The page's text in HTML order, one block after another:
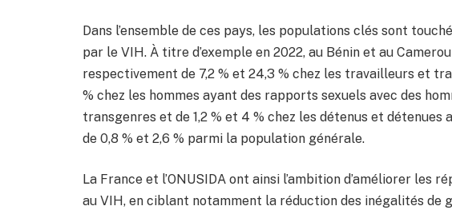
Dans l’ensemble de ces pays, les populations clés sont
par le VIH. À titre d’exemple en 2022, au Bénin et au
respectivement de 7,2 % et 24,3 % chez les travailleurs et
% chez les hommes ayant des rapports sexuels avec des
transgenres et de 1,2 % et 4 % chez les détenus et
de 0,8 % et 2,6 % parmi la population générale.
La France et l’ONUSIDA ont ainsi l’ambition d’améliorer les
au VIH, en ciblant notamment la réduction des inégalités de